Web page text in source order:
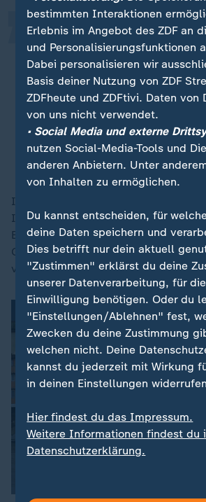
Meine Gedanken sind
Menschen, die von dem
betroffen sind, das
Gebiete Italiens
Bürgern große Schäden
Schwierigkeiten zufügt
Giorgia Meloni, Ministerpräsidentin von
In der gesamten Toskana waren nach
Innenministeriums insgesamt 500
Einsatz. Nach Angaben des
Gegend um Sesto Fiorentino binnen
viel Regen gefallen wie
bestimmten Interaktionen
Erlebnis im Angebot des ZDF an
und Personalisierungsfunktionen
Dabei personalisieren wir
Basis deiner Nutzung von ZDF
ZDFheute und ZDFtivi. Daten von
von uns nicht verwendet.
• Social Media und externe
nutzen Social-Media-Tools und
anderen Anbietern. Unter
von Inhalten zu ermöglichen.
Du kannst entscheiden, für
deine Daten speichern und
Dies betrifft nur dein aktuell
"Zustimmen" erklärst du deine
unserer Datenverarbeitung, für
Einwilligung benötigen. Oder du
"Einstellungen/Ablehnen" fest,
Zwecken du deine Zustimmung
welchen nicht. Deine
kannst du jederzeit mit Wirkung
in deinen Einstellungen
Hier findest du das Impressum.
Weitere Informationen findest du
Datenschutzerklärung.